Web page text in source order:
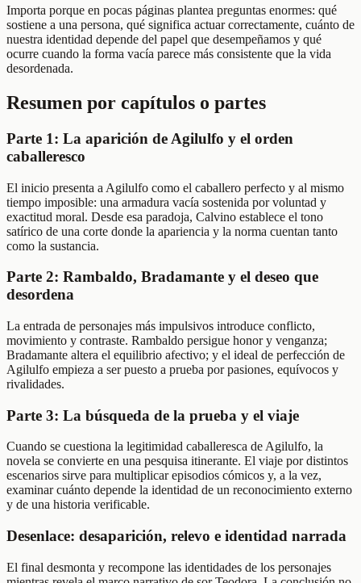
Importa porque en pocas páginas plantea preguntas enormes: qué
sostiene a una persona, qué significa actuar correctamente, cuánto de
nuestra identidad depende del papel que desempeñamos y qué
ocurre cuando la forma vacía parece más consistente que la vida
desordenada.
Resumen por capítulos o partes
Parte 1: La aparición de Agilulfo y el orden
caballeresco
El inicio presenta a Agilulfo como el caballero perfecto y al mismo
tiempo imposible: una armadura vacía sostenida por voluntad y
exactitud moral. Desde esa paradoja, Calvino establece el tono
satírico de una corte donde la apariencia y la norma cuentan tanto
como la sustancia.
Parte 2: Rambaldo, Bradamante y el deseo que
desordena
La entrada de personajes más impulsivos introduce conflicto,
movimiento y contraste. Rambaldo persigue honor y venganza;
Bradamante altera el equilibrio afectivo; y el ideal de perfección de
Agilulfo empieza a ser puesto a prueba por pasiones, equívocos y
rivalidades.
Parte 3: La búsqueda de la prueba y el viaje
Cuando se cuestiona la legitimidad caballeresca de Agilulfo, la
novela se convierte en una pesquisa itinerante. El viaje por distintos
escenarios sirve para multiplicar episodios cómicos y, a la vez,
examinar cuánto depende la identidad de un reconocimiento externo
y de una historia verificable.
Desenlace: desaparición, relevo e identidad narrada
El final desmonta y recompone las identidades de los personajes